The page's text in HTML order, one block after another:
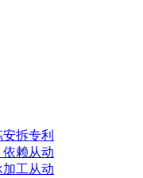
拆专利
赖从动
工从动